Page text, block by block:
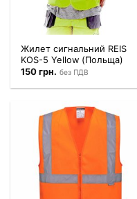
Жилет сигнальний REIS
KOS-5 Yellow (Польща)
150грн. без ПДВ